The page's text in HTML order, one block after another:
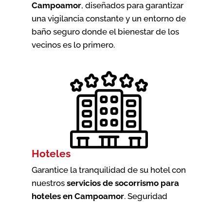
Campoamor, diseñados para garantizar
una vigilancia constante y un entorno de
baño seguro donde el bienestar de los
vecinos es lo primero.
Hoteles
Garantice la tranquilidad de su hotel con
nuestros servicios de socorrismo para
hoteles en Campoamor. Seguridad